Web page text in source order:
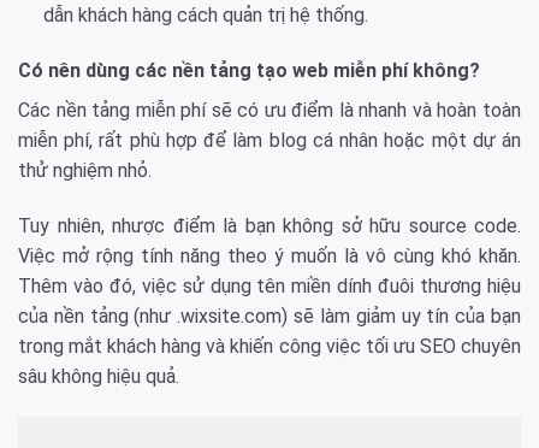
dẫn khách hàng cách quản trị hệ thống.
Có nên dùng các nền tảng tạo web miễn phí không?
Các nền tảng miễn phí sẽ có ưu điểm là nhanh và hoàn toàn
miễn phí, rất phù hợp để làm blog cá nhân hoặc một dự án
thử nghiệm nhỏ.
Tuy nhiên, nhược điểm là bạn không sở hữu source code.
Việc mở rộng tính năng theo ý muốn là vô cùng khó khăn.
Thêm vào đó, việc sử dụng tên miền dính đuôi thương hiệu
của nền tảng (như .wixsite.com) sẽ làm giảm uy tín của bạn
trong mắt khách hàng và khiến công việc tối ưu SEO chuyên
sâu không hiệu quả.